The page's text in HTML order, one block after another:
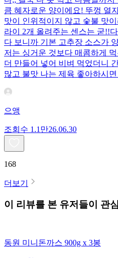
큼 혜자로운 양이에요! 뚜껑 열
맛이 인위적이지 않고 숯불 맛
라이 2개 올려주는 센스는 굳!!
다 보니까 기본 고추장 소스가
저는 싱거운 것보다 매콤하게
더 만들어 넣어 비벼 먹었더니
많고 불맛 나는 제육 좋아하시
으앵
조회수 1.1만26.06.30
168
더보기
이 리뷰를 본 유저들이 관
동원 미니돈까스 900g x 3봉